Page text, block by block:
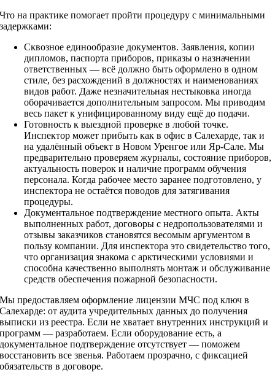
Что на практике помогает пройти процедуру с минимальными
задержками:
Сквозное единообразие документов. Заявления, копии
дипломов, паспорта приборов, приказы о назначении
ответственных — всё должно быть оформлено в одном
стиле, без расхождений в должностях и наименованиях
видов работ. Даже незначительная нестыковка иногда
оборачивается дополнительным запросом. Мы приводим
весь пакет к унифицированному виду ещё до подачи.
Готовность к выездной проверке в любой точке.
Инспектор может прибыть как в офис в Салехарде, так и
на удалённый объект в Новом Уренгое или Яр-Сале. Мы
предварительно проверяем журналы, состояние приборов,
актуальность поверок и наличие программ обучения
персонала. Когда рабочее место заранее подготовлено, у
инспектора не остаётся поводов для затягивания
процедуры.
Документальное подтверждение местного опыта. Акты
выполненных работ, договоры с недропользователями и
отзывы заказчиков становятся весомым аргументом в
пользу компании. Для инспектора это свидетельство того,
что организация знакома с арктическими условиями и
способна качественно выполнять монтаж и обслуживание
средств обеспечения пожарной безопасности.
Мы предоставляем оформление лицензии МЧС под ключ в
Салехарде: от аудита учредительных данных до получения
выписки из реестра. Если не хватает внутренних инструкций и
программ — разработаем. Если оборудование есть, а
документальное подтверждение отсутствует — поможем
восстановить все звенья. Работаем прозрачно, с фиксацией
обязательств в договоре.